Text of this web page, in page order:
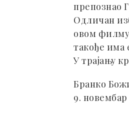
препознао
Одличан
овом
такође има
У трајању
Бранко
9. новембар